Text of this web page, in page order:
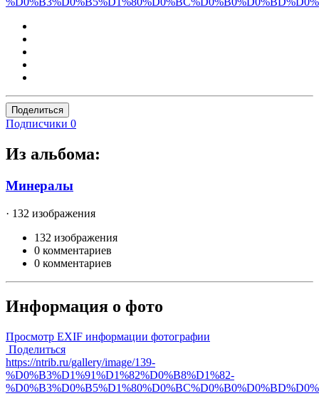
Поделиться
Подписчики 0
Из альбома:
Минералы
· 132 изображения
132 изображения
0 комментариев
0 комментариев
Информация о фото
Просмотр EXIF информации фотографии
Поделиться
https://ntrib.ru/gallery/image/139-
%D0%B3%D1%91%D1%82%D0%B8%D1%82-